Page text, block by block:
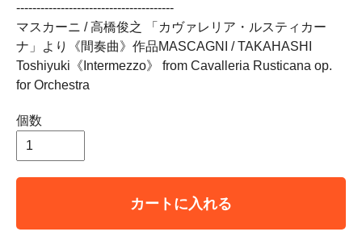
---------------------------------------
マスカーニ / 高橋俊之 「カヴァレリア・ルスティカー
ナ」より《間奏曲》作品MASCAGNI / TAKAHASHI
Toshiyuki《Intermezzo》 from Cavalleria Rusticana op.
for Orchestra
個数
カートに入れる